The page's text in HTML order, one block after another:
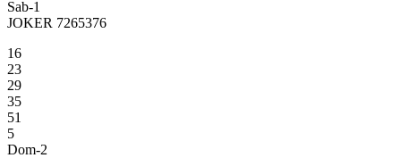
Sab-1
JOKER 7265376
16
23
29
35
51
5
Dom-2